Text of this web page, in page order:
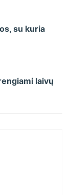
su kuria
laivų